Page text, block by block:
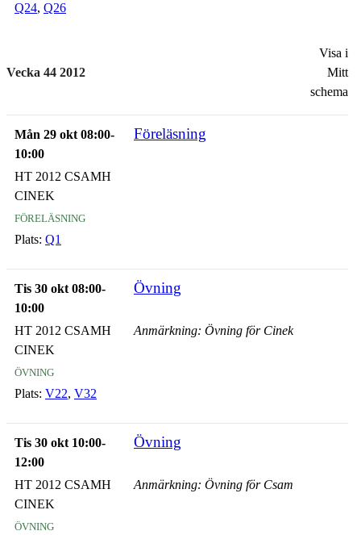
Q24, Q26
Vecka 44 2012
Visa i
Mitt
schema
Mån 29 okt 08:00-
10:00
Föreläsning
HT 2012 CSAMH
CINEK
föreläsning
Plats: Q1
Tis 30 okt 08:00-
10:00
Övning
HT 2012 CSAMH
CINEK
övning
Plats: V22, V32
Anmärkning: Övning för Cinek
Tis 30 okt 10:00-
12:00
Övning
HT 2012 CSAMH
CINEK
övning
Anmärkning: Övning för Csam